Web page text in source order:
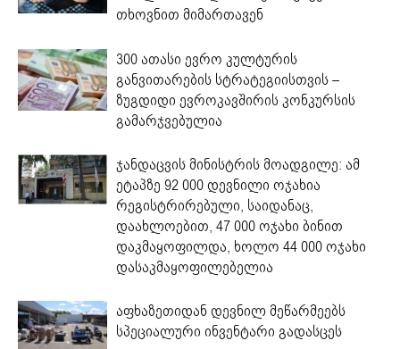
თხოვნით მიმართავენ
300 ათასი ევრო კულტურის
განვითარების სტრატეგიისთვის –
ზუგდიდი ევროკავშირის კონკურსის
გამარჯვებულია
ჯანდაცვის მინისტრის მოადგილე: ამ
ეტაპზე 92 000 დევნილი ოჯახია
რეგისტრირებული, საიდანაც,
დაახლოებით, 47 000 ოჯახი ბინით
დაკმაყოფილდა, ხოლო 44 000 ოჯახი
დასაკმაყოფილებელია
აფხაზეთიდან დევნილ მეწარმეებს
სპეციალური ინვენტარი გადასცეს